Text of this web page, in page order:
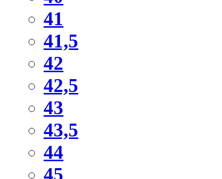
41
41,5
42
42,5
43
43,5
44
45